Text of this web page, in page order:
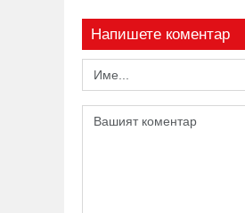
Напишете коментар